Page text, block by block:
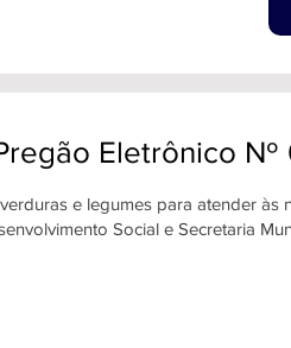
Eletrônico Nº
e legumes para atender às
Social e Secretaria